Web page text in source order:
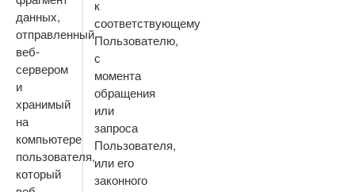
данных,
отправленный
веб-
сервером
и
хранимый
на
компьютере
пользователя,
который
к
соответствующему
Пользователю,
с
момента
обращения
или
запроса
Пользователя,
или его
законного